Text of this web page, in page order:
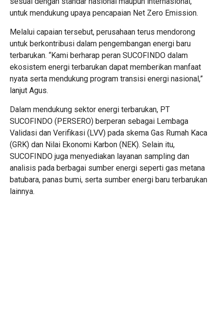
untuk mendukung upaya pencapaian Net Zero Emission.
Melalui capaian tersebut, perusahaan terus mendorong
untuk berkontribusi dalam pengembangan energi baru
terbarukan. “Kami berharap peran SUCOFINDO dalam
ekosistem energi terbarukan dapat memberikan manfaat
nyata serta mendukung program transisi energi nasional,”
lanjut Agus.
Dalam mendukung sektor energi terbarukan, PT
SUCOFINDO (PERSERO) berperan sebagai Lembaga
Validasi dan Verifikasi (LVV) pada skema Gas Rumah Kaca
(GRK) dan Nilai Ekonomi Karbon (NEK). Selain itu,
SUCOFINDO juga menyediakan layanan sampling dan
analisis pada berbagai sumber energi seperti gas metana
batubara, panas bumi, serta sumber energi baru terbarukan
lainnya.